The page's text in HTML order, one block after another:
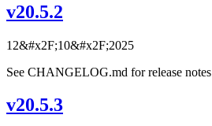
v20.5.2
12&#x2F;10&#x2F;2025
See CHANGELOG.md for release notes
v20.5.3